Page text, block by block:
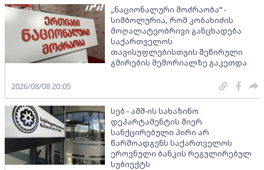
„ნაციონალური მოძრაობა“ -
სიმბოლურია, რომ კობახიძის
მოღალატეობრივი განცხადება
საქართველოს
თავისუფლებისთვის შეწირული
გმირების მემორიალზე გაკეთდა
2026/08/08 20:05
სებ - აშშ-ის სახაზინო
დეპარტამენტის მიერ
სანქცირებული პირი არ
წარმოადგენს საქართველოს
ეროვნული ბანკის რეგულირებულ
სუბიექტს